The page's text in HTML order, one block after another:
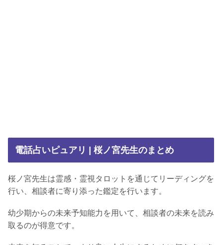
電話占いピュアリ | 桜ノ宮先生のまとめ
桜ノ宮先生は霊感・霊視タロットを通じてリーディングを
行い、相談者に寄り添った鑑定を行います。
幼少期からの未来予知能力を用いて、相談者の未来を読み
取るのが得意です。